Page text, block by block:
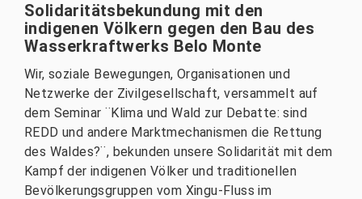
Solidaritätsbekundung mit den
indigenen Völkern gegen den Bau des
Wasserkraftwerks Belo Monte
Wir, soziale Bewegungen, Organisationen und
Netzwerke der Zivilgesellschaft, versammelt auf
dem Seminar ¨Klima und Wald zur Debatte: sind
REDD und andere Marktmechanismen die Rettung
des Waldes?¨, bekunden unsere Solidarität mit dem
Kampf der indigenen Völker und traditionellen
Bevölkerungsgruppen vom Xingu-Fluss im